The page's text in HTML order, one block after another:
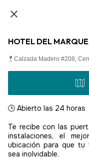
HOTEL DEL
Calzada Madero #208,
🕒 Abierto las 24 horas
Te recibe con las
instalaciones, el
ubicación para que tu
sea inolvidable.